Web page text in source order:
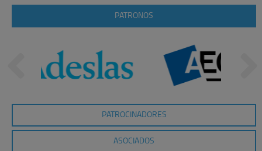
PATRONOS
PATROCINADORES
ASOCIADOS